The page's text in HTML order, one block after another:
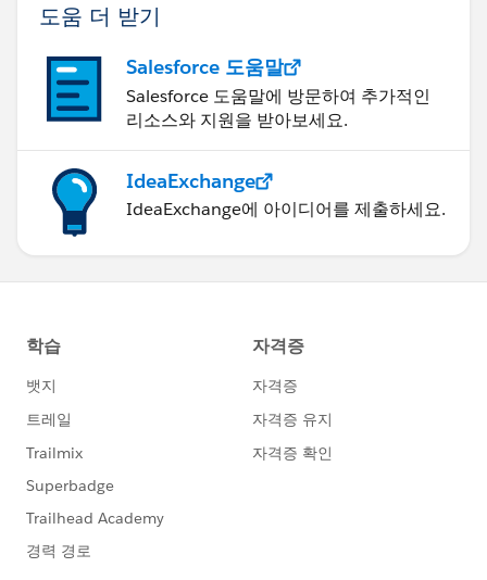
도움 더 받기
Salesforce 도움말
Salesforce 도움말에 방문하여 추가적인
리소스와 지원을 받아보세요.
IdeaExchange
IdeaExchange에 아이디어를 제출하세요.